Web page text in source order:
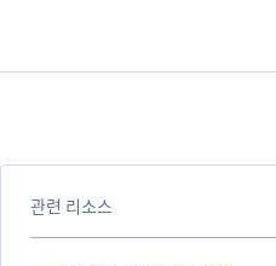
관련 리소스